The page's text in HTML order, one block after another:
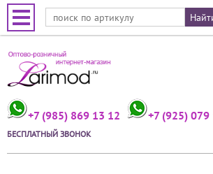
Jump to navigation
+7 (985) 869 13 12 +7 (925) 079
БЕСПЛАТНЫЙ ЗВОНОК